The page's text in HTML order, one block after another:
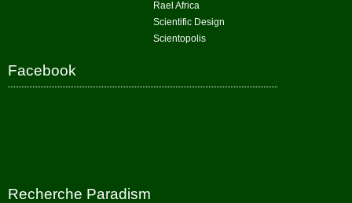
Rael Africa
Scientific Design
Scientopolis
Facebook
Recherche Paradism